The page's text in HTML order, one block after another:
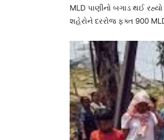
MLD પાણીનો બગાડ થઈ
શહેરોને દરરોજ ફક્ત 900